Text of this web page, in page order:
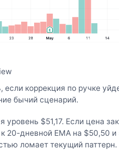
коррекция по ручке
бычий сценарий.
уровень $51,17. Если цена
20-дневной EMA на $50,50
ломает текущий паттерн.